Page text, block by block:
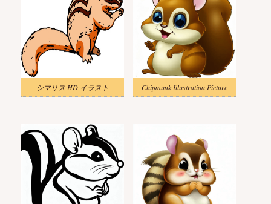
シマリス HD イラスト Chipmunk Illustration Picture